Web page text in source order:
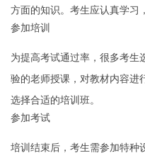
方面的知识。考生应认真学习
参加培训
为提高考试通过率，很多考生
验的老师授课，对教材内容进
选择合适的培训班。
参加考试
培训结束后，考生需参加特种